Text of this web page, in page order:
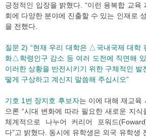
긍정적인 입장을 밝혔다. “이런 융복합 교육
회에 다양한 분야에 진출할 수 있는 인재로
을 전했다.
질문 2) “현재 우리 대학은 △국내국제 대학
화△학령인구 감소 등 여러 도전에 직면해
이러한 상황을 반전시키기 위한 구체적인 발
떻게 구상하고 계신지 말씀해 주십시오”
기호 1번 장지호 후보자는 이에 대해 재교육
으론 “시대 변화에 따라 필요한 새로운 지
체계적으로 나누어 커리어 포워드
다”고 밝혔다. 동시에 유학생은 외국 유학생